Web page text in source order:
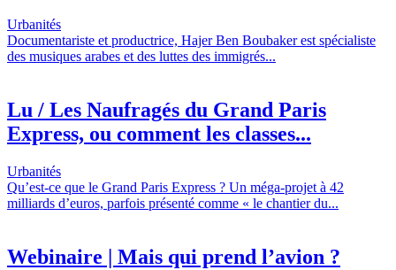
Urbanités
Documentariste et productrice, Hajer Ben Boubaker est spécialiste
des musiques arabes et des luttes des immigrés...
Lu / Les Naufragés du Grand Paris
Express, ou comment les classes...
Urbanités
Qu’est-ce que le Grand Paris Express ? Un méga-projet à 42
milliards d’euros, parfois présenté comme « le chantier du...
Webinaire | Mais qui prend l’avion ?